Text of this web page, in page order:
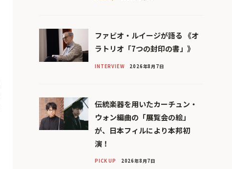
ファビオ・ルイージが語る 《オ
ラトリオ「7つの封印の書」》
INTERVIEW 2026年8月7日
伝統楽器を用いたカーチュン・
ウォン編曲の「展覧会の絵」
が、日本フィルにより本邦初
演！
PICK UP 2026年8月7日